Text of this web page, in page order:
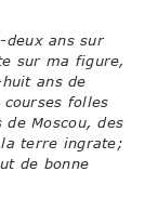
deux ans sur
sur ma figure,
ans de
folles
Moscou, des
terre ingrate;
de bonne